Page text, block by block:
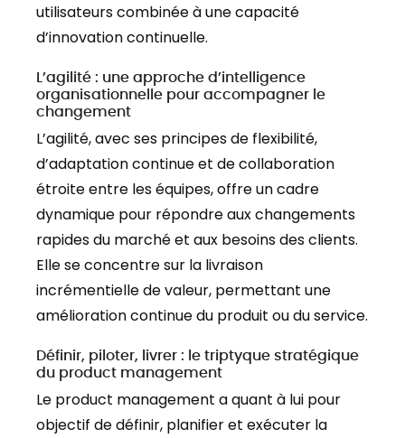
utilisateurs combinée à une capacité
d’innovation continuelle.
L’agilité : une approche d’intelligence
organisationnelle pour accompagner le
changement
L’agilité, avec ses principes de flexibilité,
d’adaptation continue et de collaboration
étroite entre les équipes, offre un cadre
dynamique pour répondre aux changements
rapides du marché et aux besoins des clients.
Elle se concentre sur la livraison
incrémentielle de valeur, permettant une
amélioration continue du produit ou du service.
Définir, piloter, livrer : le triptyque stratégique
du product management
Le product management a quant à lui pour
objectif de définir, planifier et exécuter la